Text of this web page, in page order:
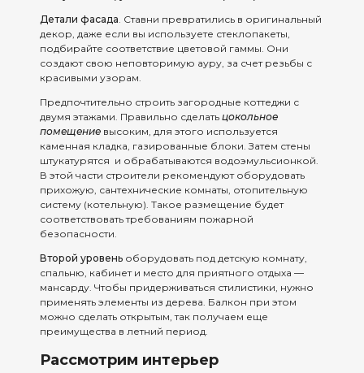
Детали фасада . Ставни превратились в оригинальный
декор, даже если вы используете стеклопакеты,
подбирайте соответствие цветовой гаммы. Они
создают свою неповторимую ауру, за счет резьбы с
красивыми узорам.
Предпочтительно строить загородные коттеджи с
двумя этажами. Правильно сделать цокольное
помещение высоким, для этого используется
каменная кладка, газированные блоки. Затем стены
штукатурятся и обрабатываются водоэмульсионкой.
В этой части строители рекомендуют оборудовать
прихожую, сантехнические комнаты, отопительную
систему (котельную). Такое размещение будет
соответствовать требованиям пожарной
безопасности.
Второй уровень оборудовать под детскую комнату,
спальню, кабинет и место для приятного отдыха —
мансарду. Чтобы придерживаться стилистики, нужно
применять элементы из дерева. Балкон при этом
можно сделать открытым, так получаем еще
преимущества в летний период.
Рассмотрим интерьер